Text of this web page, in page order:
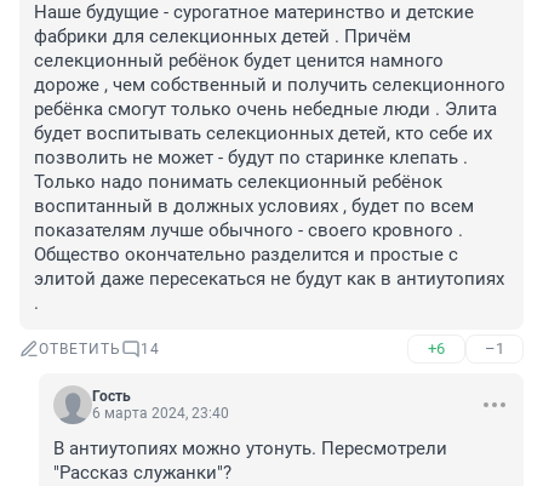
Наше будущие - сурогатное материнство и детские
фабрики для селекционных детей . Причём
селекционный ребёнок будет ценится намного
дороже , чем собственный и получить селекционного
ребёнка смогут только очень небедные люди . Элита
будет воспитывать селекционных детей, кто себе их
позволить не может - будут по старинке клепать .
Только надо понимать селекционный ребёнок
воспитанный в должных условиях , будет по всем
показателям лучше обычного - своего кровного .
Общество окончательно разделится и простые с
элитой даже пересекаться не будут как в антиутопиях
.
ОТВЕТИТЬ 14 +6 –1
Гость
6 марта 2024, 23:40
В антиутопиях можно утонуть. Пересмотрели
"Рассказ служанки"?